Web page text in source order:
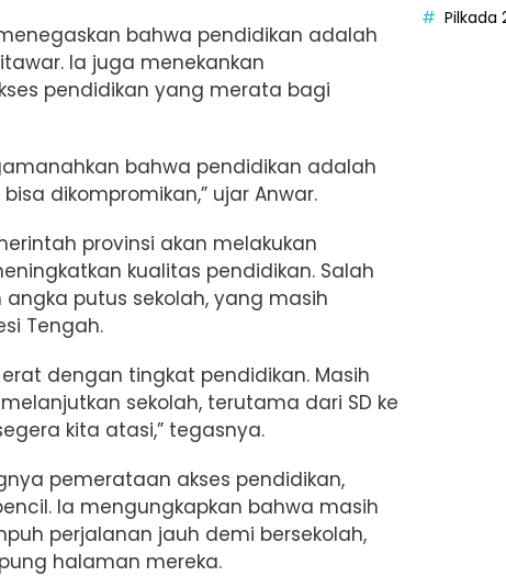
bahwa pendidikan adalah
Ia juga menekankan
pendidikan yang merata bagi
bahwa pendidikan adalah
dikompromikan,” ujar Anwar.
provinsi akan melakukan
kualitas pendidikan. Salah
putus sekolah, yang masih
Tengah.
dengan tingkat pendidikan. Masih
sekolah, terutama dari SD ke
kita atasi,” tegasnya.
pemerataan akses pendidikan,
Ia mengungkapkan bahwa masih
perjalanan jauh demi bersekolah,
halaman mereka.
Pilkada